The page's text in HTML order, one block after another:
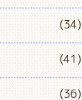
(34)
(41)
(36)